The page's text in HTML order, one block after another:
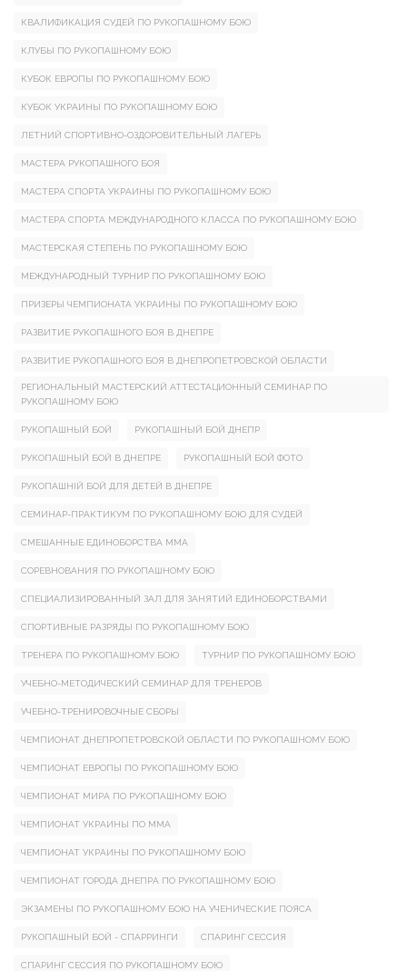
КВАЛИФИКАЦИЯ СУДЕЙ ПО РУКОПАШНОМУ БОЮ
КЛУБЫ ПО РУКОПАШНОМУ БОЮ
КУБОК ЕВРОПЫ ПО РУКОПАШНОМУ БОЮ
КУБОК УКРАИНЫ ПО РУКОПАШНОМУ БОЮ
ЛЕТНИЙ СПОРТИВНО-ОЗДОРОВИТЕЛЬНЫЙ ЛАГЕРЬ
МАСТЕРА РУКОПАШНОГО БОЯ
МАСТЕРА СПОРТА УКРАИНЫ ПО РУКОПАШНОМУ БОЮ
МАСТЕРА СПОРТА МЕЖДУНАРОДНОГО КЛАССА ПО РУКОПАШНОМУ БОЮ
МАСТЕРСКАЯ СТЕПЕНЬ ПО РУКОПАШНОМУ БОЮ
МЕЖДУНАРОДНЫЙ ТУРНИР ПО РУКОПАШНОМУ БОЮ
ПРИЗЕРЫ ЧЕМПИОНАТА УКРАИНЫ ПО РУКОПАШНОМУ БОЮ
РАЗВИТИЕ РУКОПАШНОГО БОЯ В ДНЕПРЕ
РАЗВИТИЕ РУКОПАШНОГО БОЯ В ДНЕПРОПЕТРОВСКОЙ ОБЛАСТИ
РЕГИОНАЛЬНЫЙ МАСТЕРСКИЙ АТТЕСТАЦИОННЫЙ СЕМИНАР ПО
РУКОПАШНОМУ БОЮ
РУКОПАШНЫЙ БОЙ РУКОПАШНЫЙ БОЙ ДНЕПР
РУКОПАШНЫЙ БОЙ В ДНЕПРЕ РУКОПАШНЫЙ БОЙ ФОТО
РУКОПАШНІЙ БОЙ ДЛЯ ДЕТЕЙ В ДНЕПРЕ
СЕМИНАР-ПРАКТИКУМ ПО РУКОПАШНОМУ БОЮ ДЛЯ СУДЕЙ
СМЕШАННЫЕ ЕДИНОБОРСТВА ММА
СОРЕВНОВАНИЯ ПО РУКОПАШНОМУ БОЮ
СПЕЦИАЛИЗИРОВАННЫЙ ЗАЛ ДЛЯ ЗАНЯТИЙ ЕДИНОБОРСТВАМИ
СПОРТИВНЫЕ РАЗРЯДЫ ПО РУКОПАШНОМУ БОЮ
ТРЕНЕРА ПО РУКОПАШНОМУ БОЮ ТУРНИР ПО РУКОПАШНОМУ БОЮ
УЧЕБНО-МЕТОДИЧЕСКИЙ СЕМИНАР ДЛЯ ТРЕНЕРОВ
УЧЕБНО-ТРЕНИРОВОЧНЫЕ СБОРЫ
ЧЕМПИОНАТ ДНЕПРОПЕТРОВСКОЙ ОБЛАСТИ ПО РУКОПАШНОМУ БОЮ
ЧЕМПИОНАТ ЕВРОПЫ ПО РУКОПАШНОМУ БОЮ
ЧЕМПИОНАТ МИРА ПО РУКОПАШНОМУ БОЮ
ЧЕМПИОНАТ УКРАИНЫ ПО ММА
ЧЕМПИОНАТ УКРАИНЫ ПО РУКОПАШНОМУ БОЮ
ЧЕМПИОНАТ ГОРОДА ДНЕПРА ПО РУКОПАШНОМУ БОЮ
ЭКЗАМЕНЫ ПО РУКОПАШНОМУ БОЮ НА УЧЕНИЧЕСКИЕ ПОЯСА
РУКОПАШНЫЙ БОЙ - СПАРРИНГИ СПАРИНГ СЕССИЯ
СПАРИНГ СЕССИЯ ПО РУКОПАШНОМУ БОЮ